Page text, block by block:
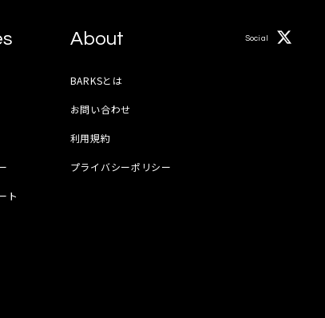
ト
About
BARKSとは
お問い合わせ
利用規約
プライバシーポリシー
Social